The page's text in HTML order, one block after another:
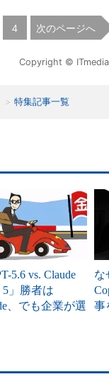
4 次のページへ
Copyright ©
特集記事一覧